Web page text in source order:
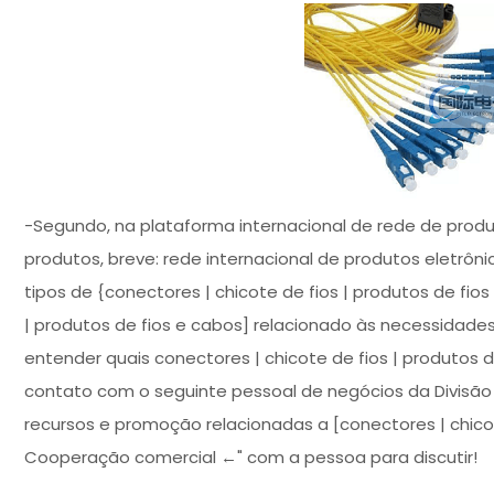
-Segundo, na plataforma internacional de rede de
produtos, breve: rede internacional de produtos
tipos de {conectores | chicote de fios | produtos de
| produtos de fios e cabos] relacionado às
entender quais conectores | chicote de fios | produtos
contato com o seguinte pessoal de negócios da
recursos e promoção relacionadas a [conectores |
Cooperação comercial ←" com a pessoa para discutir!